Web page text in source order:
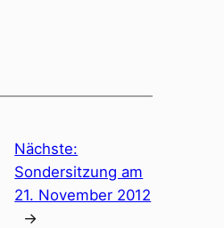
Nächste:
Sondersitzung am
21. November 2012
→